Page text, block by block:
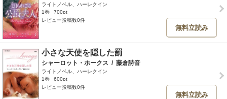
ライトノベル、ハーレクイン
1巻
700pt
レビュー投稿数0件
無料立読み
小さな天使を隠した罰
シャーロット・ホークス / 藤倉詩音
ライトノベル、ハーレクイン
1巻
600pt
レビュー投稿数0件
無料立読み